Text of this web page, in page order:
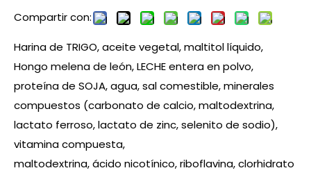
Compartir con:
Harina de TRIGO, aceite vegetal, maltitol líquido,
Hongo melena de león, LECHE entera en polvo,
proteína de SOJA, agua, sal comestible, minerales
compuestos (carbonato de calcio, maltodextrina,
lactato ferroso, lactato de zinc, selenito de sodio),
vitamina compuesta,
maltodextrina, ácido nicotínico, riboflavina, clorhidrato